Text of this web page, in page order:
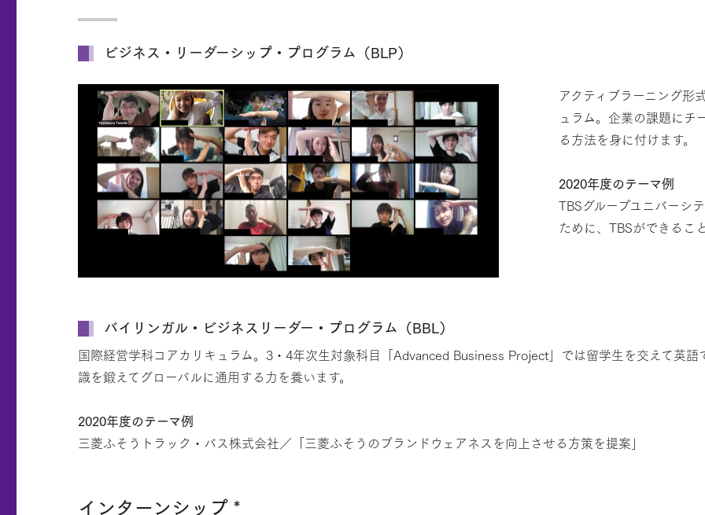
ビジネス・リーダーシップ・プログラム（BLP）
アクティブラーニング形
ュラム。企業の課題にチ
る方法を身に付けます。
2020年度のテーマ例
TBSグループユニバーシ
ために、TBSができるこ
バイリンガル・ビジネスリーダー・プログラム（BBL）
国際経営学科コアカリキュラム。3・4年次生対象科目「Advanced Business Project」では留学生を交えて英
識を鍛えてグローバルに通用する力を養います。
2020年度のテーマ例
三菱ふそうトラック・バス株式会社／「三菱ふそうのブランドウェアネスを向上させる方策を提案」
インターンシップ *